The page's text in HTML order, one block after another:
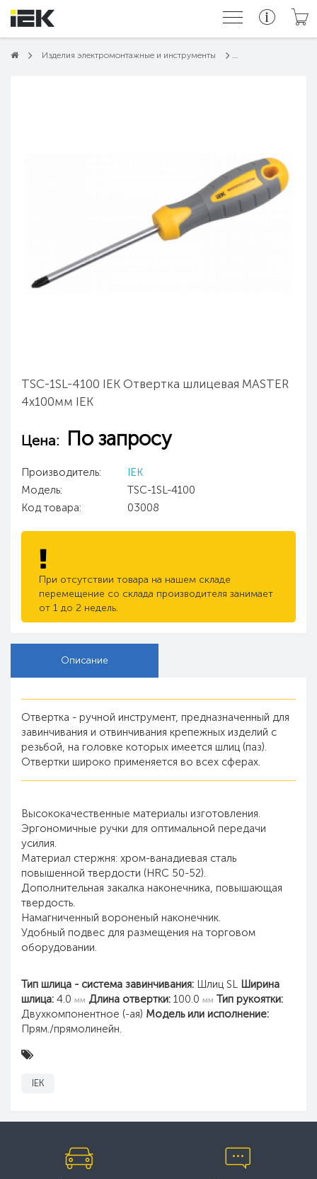
Изделия электромонтажные и инструменты
TSC-1SL-4100 IEK Отвертка шлицевая MASTER
4х100мм IEK
Цена: По запросу
Производитель:
IEK
Модель:
TSC-1SL-4100
Код товара:
03008
При отсутствии товара на нашем складе
перемещение со склада производителя занимает
от 1 до 2 недель.
Описание
Отвертка - ручной инструмент, предназначенный для
завинчивания и отвинчивания крепежных изделий с
резьбой, на головке которых имеется шлиц (паз).
Отвертки широко применяется во всех сферах.
Высококачественные материалы изготовления.
Эргономичные ручки для оптимальной передачи
усилия.
Материал стержня: хром-ванадиевая сталь
повышенной твердости (HRC 50-52).
Дополнительная закалка наконечника, повышающая
твердость.
Намагниченный вороненый наконечник.
Удобный подвес для размещения на торговом
оборудовании.
Тип шлица - система завинчивания: Шлиц SL Ширина
шлица: 4.0 мм Длина отвертки: 100.0 мм Тип рукоятки:
Двухкомпонентное (-ая) Модель или исполнение:
Прям./прямолинейн.
IEK